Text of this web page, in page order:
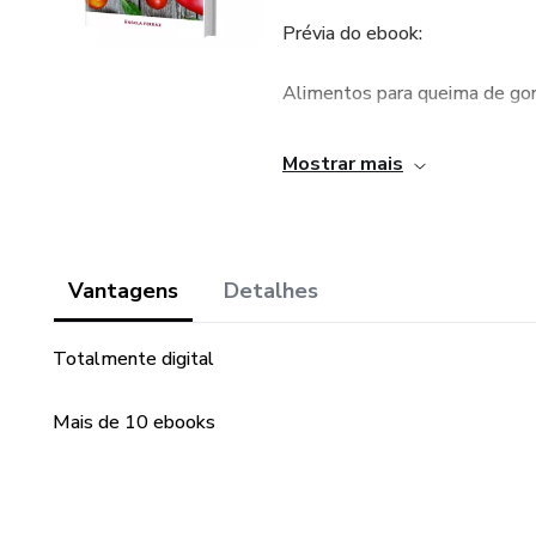
Prévia do ebook:
Alimentos para queima de
Cada um dos seguintes
apetite por junk food e
Mostrar mais
Vantagens Detalhes
Totalmente digital
Mais de 10 ebooks